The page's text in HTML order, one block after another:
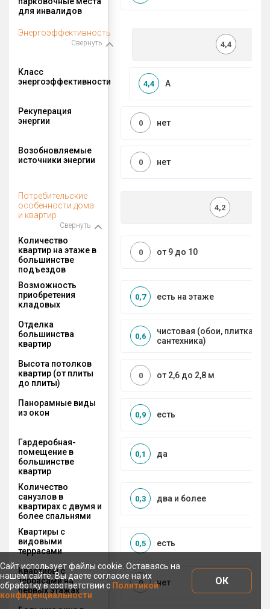
для инвалидов
Энергоэффективность
Свернуть 4,4
Класс
энергоэффективности
A
4,4
Рекуперация
энергии
нет
0
Возобновляемые
источники энергии
нет
0
Потребительские
особенности дома
и квартир
Свернуть
4,2
Количество
квартир на этаже в
большинстве
подъездов
от 9 до 10
0
Возможность
приобретения
кладовых
есть на этаже
0,7
Отделка
большинства
квартир
чистовая (обои, плитка,
сантехника)
0,6
Высота потолков
квартир (от плиты
до плиты)
от 2,6 до 2,8 м
0
Панорамные виды
из окон
есть
0,9
Гардеробная-
помещение в
большинстве
квартир
да
0,1
Количество
санузлов в
квартирах с двумя и
более спальнями
два и более
0,3
Квартиры с
видовыми
террасами
есть
0,5
Квартиры с
террасами на
первых этажах
нет
0
Сайт использует файлы cookie. Оставаясь на
нашем сайте, Вы даете согласие на их
обработку в соответствии с Политикой
конфиденциальности
ОК